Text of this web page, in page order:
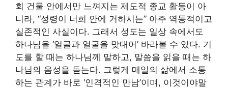
회 건물 안에서만 느껴지는 제도적 종교 활동이 아
니라, “성령이 너희 안에 거하시는” 아주 역동적이고
실존적인 사실이다. 그래서 성도는 일상 속에서도
하나님을 ‘얼굴과 얼굴을 맞대어’ 바라볼 수 있다. 기
도를 할 때는 하나님께 말하고, 말씀을 읽을 때는 하
나님의 음성을 듣는다. 그렇게 매일의 삶에서 소통
하는 관계가 바로 ‘인격적인 만남’이며, 이것이야말